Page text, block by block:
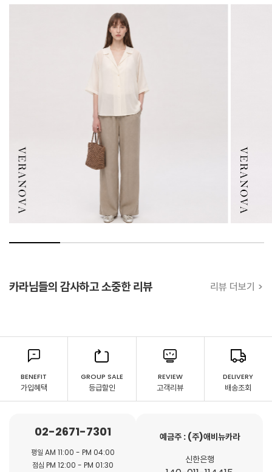
카라님들의 감사하고 소중한 리뷰 리뷰 더보기 >
BENEFIT
가입혜택
GROUP SALE
등급할인
REVIEW
고객리뷰
DELIVERY
배송조회
02-2671-7301
평일 AM 11:00 - PM 04:00
점심 PM 12:00 - PM 01:30
예금주 : (주)애비뉴카라
신한은행